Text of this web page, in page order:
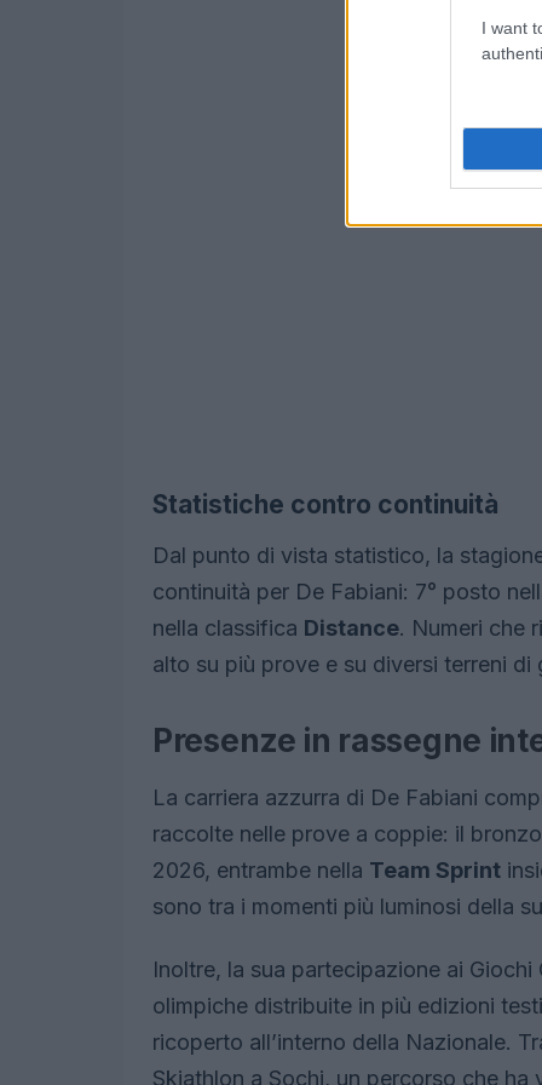
I want
Statistiche contro continuità
Dal punto di vista statistico, la
continuità per De Fabiani: 7° posto
nella classifica Distance. Numeri che
alto su più prove e su diversi terreni di
Presenze in rassegne
La carriera azzurra di De Fabiani
raccolte nelle prove a coppie: il
2026, entrambe nella Team Sprint
sono tra i momenti più luminosi della
Inoltre, la sua partecipazione ai
olimpiche distribuite in più edizioni
ricoperto all’interno della Nazionale.
Skiathlon a Sochi, un percorso che